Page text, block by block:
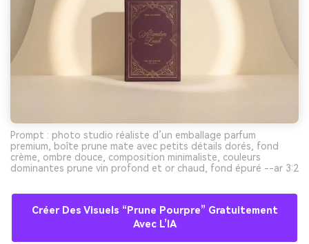
Prompt : photo studio réaliste d’un emballage parfum
premium, boîte prune mate avec petits détails dorés, fond
crème, ombre douce, composition minimaliste, couleurs
dominantes prune vin profond et or chaud, fond épuré --ar 3:2
Créer Des Visuels “prune Pourpre” Gratuitement
Avec L’IA